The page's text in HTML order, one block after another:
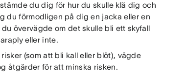
du dig för hur du skulle klä dig och
du förmodligen på dig en jacka eller en
övervägde om det skulle bli ett skyfall
eller inte.
(som att bli kall eller blöt), vägde
åtgärder för att minska risken.